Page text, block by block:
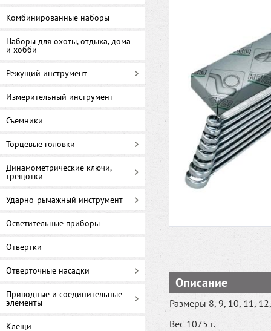
Комбинированные наборы
Наборы для охоты, отдыха, дома
и хобби
Режущий инструмент
Измерительный инструмент
Съемники
Торцевые головки
Динамометрические ключи,
трещотки
Ударно-рычажный инструмент
Осветительные приборы
Отвертки
Отверточные насадки
Приводные и соединительные
элементы
Клещи
Описание
Размеры 8, 9, 10, 11,
Вес 1075 г.